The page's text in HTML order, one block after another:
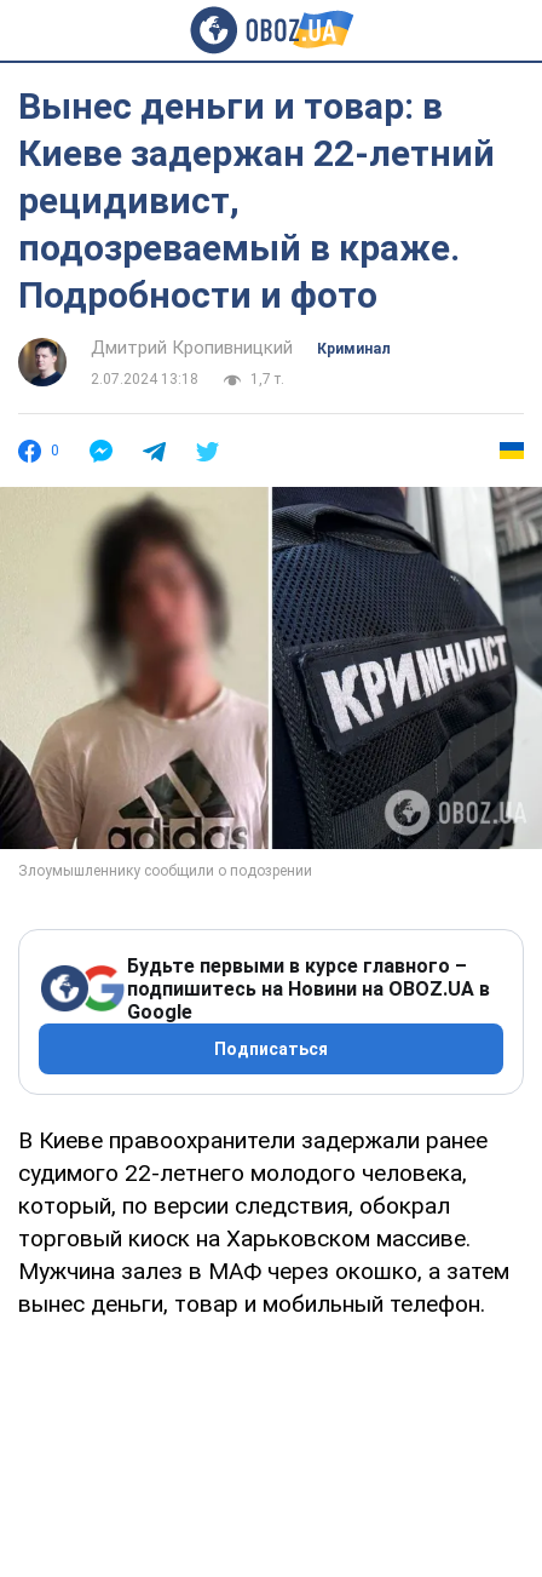
Вынес деньги и товар: в
Киеве задержан 22-летний
рецидивист,
подозреваемый в краже.
Подробности и фото
Дмитрий Кропивницкий
Криминал
2.07.2024 13:18
1,7 т.
0
Будьте первыми в курсе главного –
подпишитесь на Новини на OBOZ.UA в
Google
Подписаться
В Киеве правоохранители задержали ранее
судимого 22-летнего молодого человека,
который, по версии следствия, обокрал
торговый киоск на Харьковском массиве.
Мужчина залез в МАФ через окошко, а затем
вынес деньги, товар и мобильный телефон.